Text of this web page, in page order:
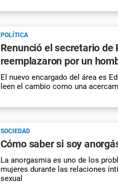
POLÍTICA
Renunció el secretario de
reemplazaron por un
El nuevo encargado del área es
leen el cambio como una
SOCIEDAD
Cómo saber si soy
La anorgasmia es uno de los
mujeres durante las relaciones
sexual